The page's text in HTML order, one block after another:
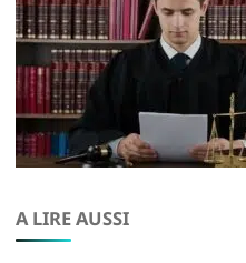
A LIRE AUSSI